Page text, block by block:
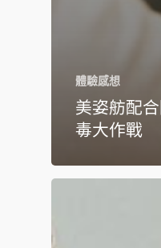
體驗感想
美姿舫配
毒大作戰